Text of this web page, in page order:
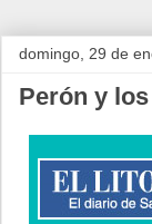
domingo, 29 de
Perón y